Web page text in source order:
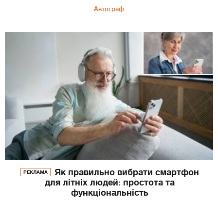
Автограф
РЕКЛАМА
Як правильно вибрати смартфон
для літніх людей: простота та
функціональність